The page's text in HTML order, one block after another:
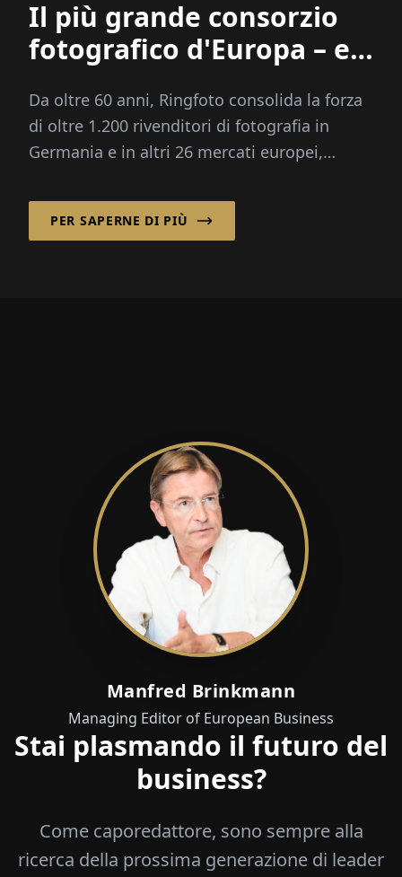
Il più grande consorzio
fotografico d'Europa – e
Da oltre 60 anni, Ringfoto consolida la forza
di oltre 1.200 rivenditori di fotografia in
Germania e in altri 26 mercati europei,
PER SAPERNE DI PIÙ
Manfred Brinkmann
Managing Editor of European Business
Stai plasmando il futuro del
business?
Come caporedattore, sono sempre alla
ricerca della prossima generazione di leader